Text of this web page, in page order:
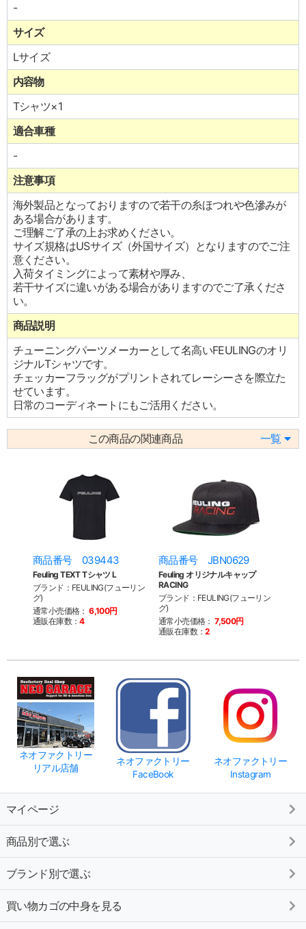
-
サイズ
Lサイズ
内容物
Tシャツ×1
適合車種
-
注意事項
海外製品となっておりますので若干の糸ほつれや色滲みが
ある場合があります。
ご理解ご了承の上お求めください。
サイズ規格はUSサイズ（外国サイズ）となりますのでご注
意ください。
入荷タイミングによって素材や厚み、
若干サイズに違いがある場合がありますのでご了承くださ
い。
商品説明
チューニングパーツメーカーとして名高いFEULINGのオリ
ジナルTシャツです。
チェッカーフラッグがプリントされてレーシーさを際立た
せています。
日常のコーディネートにもご活用ください。
この商品の関連商品 一覧
商品番号 039443
Feuling TEXT Tシャツ L
ブランド：FEULING(フューリン
グ)
通常小売価格： 6,100円
通販在庫数：4
商品番号 JBN0629
Feuling オリジナルキャップ
RACING
ブランド：FEULING(フューリン
グ)
通常小売価格： 7,500円
通販在庫数：2
ネオファクトリー
リアル店舗
ネオファクトリー
FaceBook
ネオファクトリー
Instagram
マイページ
商品別で選ぶ
ブランド別で選ぶ
買い物カゴの中身を見る